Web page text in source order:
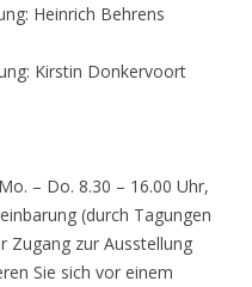
Heinrich Behrens
Kirstin Donkervoort
– Do. 8.30 – 16.00 Uhr,
(durch Tagungen
Zugang zur Ausstellung
Sie sich vor einem